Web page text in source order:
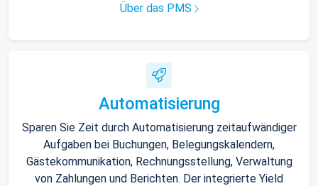
Über das PMS
Automatisierung
Sparen Sie Zeit durch Automatisierung zeitaufwändiger
Aufgaben bei Buchungen, Belegungskalendern,
Gästekommunikation, Rechnungsstellung, Verwaltung
von Zahlungen und Berichten. Der integrierte Yield